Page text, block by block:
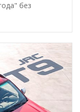
без